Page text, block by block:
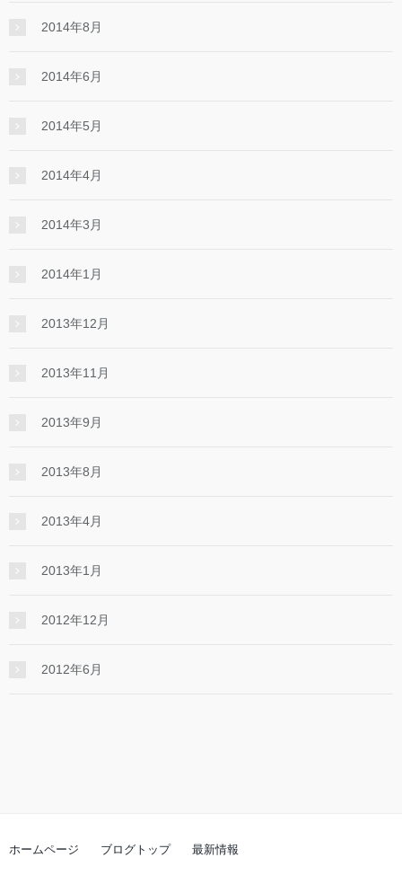
2014年8月
2014年6月
2014年5月
2014年4月
2014年3月
2014年1月
2013年12月
2013年11月
2013年9月
2013年8月
2013年4月
2013年1月
2012年12月
2012年6月
ホームページ ブログトップ 最新情報